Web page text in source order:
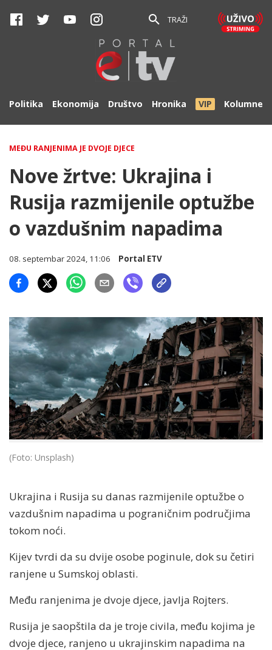
TRAŽI
Politika Ekonomija Društvo Hronika VIP Kolumne
MEĐU RANJENIMA JE DVOJE DJECE
Nove žrtve: Ukrajina i
Rusija razmijenile optužbe
o vazdušnim napadima
08. septembar 2024, 11:06 Portal ETV
(Foto: Unsplash)
Ukrajina i Rusija su danas razmijenile optužbe o
vazdušnim napadima u pograničnim područjima
tokom noći.
Kijev tvrdi da su dvije osobe poginule, dok su četiri
ranjene u Sumskoj oblasti.
Među ranjenima je dvoje djece, javlja Rojters.
Rusija je saopštila da je troje civila, među kojima je
dvoje djece, ranjeno u ukrajinskim napadima na